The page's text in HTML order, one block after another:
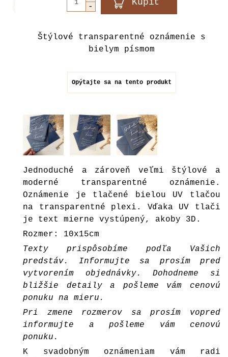
Štýlové transparentné oznámenie s
bielym písmom
Opýtajte sa na tento produkt
Jednoduché a zároveň veľmi štýlové a
moderné transparentné oznámenie.
Oznámenie je tlačené bielou UV tlačou
na transparentné plexi. Vďaka UV tlači
je text mierne vystúpený, akoby 3D.
Rozmer: 10x15cm
Texty prispôsobíme podľa Vašich
predstáv. Informujte sa prosím pred
vytvorením objednávky. Dohodneme si
bližšie detaily a pošleme vám cenovú
ponuku na mieru.
Pri zmene rozmerov sa prosím vopred
informujte a pošleme vám cenovú
ponuku.
K svadobným oznámeniam vám radi